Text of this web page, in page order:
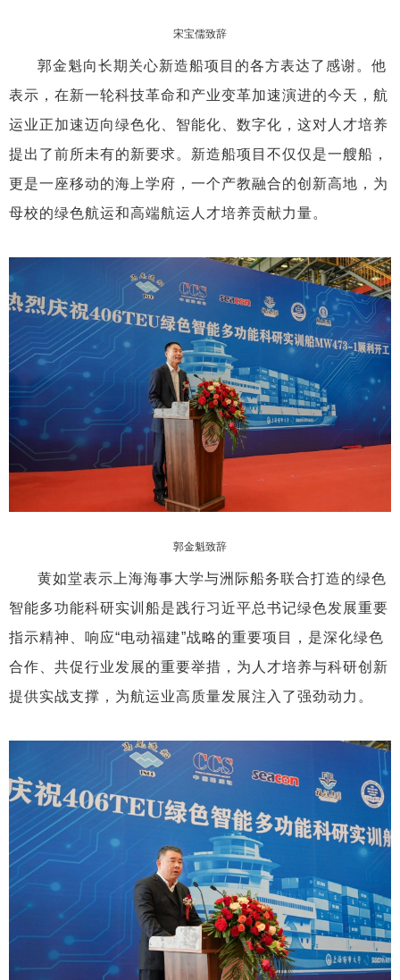
宋宝儒致辞
郭金魁向长期关心新造船项目的各方表达了感谢。他
表示，在新一轮科技革命和产业变革加速演进的今天，航
运业正加速迈向绿色化、智能化、数字化，这对人才培养
提出了前所未有的新要求。新造船项目不仅仅是一艘船，
更是一座移动的海上学府，一个产教融合的创新高地，为
母校的绿色航运和高端航运人才培养贡献力量。
郭金魁致辞
黄如堂表示上海海事大学与洲际船务联合打造的绿色
智能多功能科研实训船是践行习近平总书记绿色发展重要
指示精神、响应“电动福建”战略的重要项目，是深化绿色
合作、共促行业发展的重要举措，为人才培养与科研创新
提供实战支撑，为航运业高质量发展注入了强劲动力。